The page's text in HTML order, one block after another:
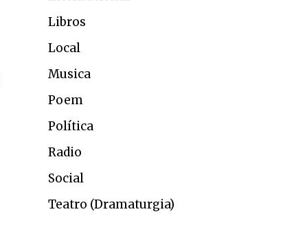
Libros
Local
Musica
Poem
Política
Radio
Social
Teatro (Dramaturgia)